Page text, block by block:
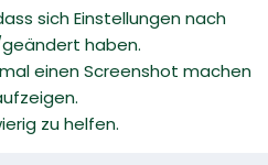
sich Einstellungen nach
haben.
einen Screenshot machen
zu helfen.